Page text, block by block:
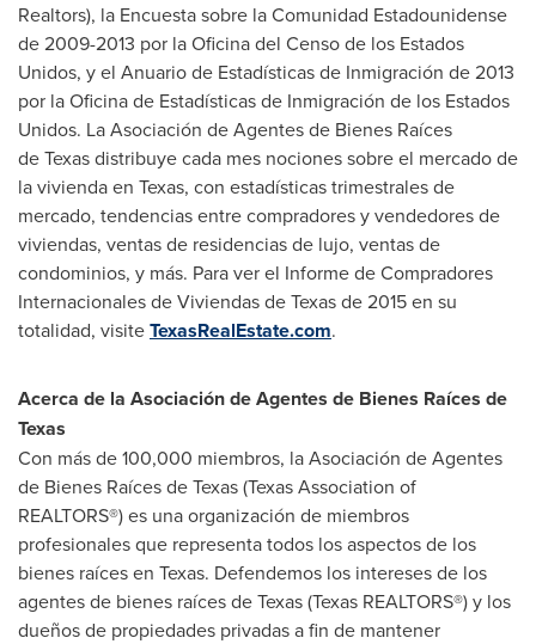
Realtors), la Encuesta sobre la Comunidad Estadounidense
de 2009-2013 por la Oficina del Censo de los Estados
Unidos, y el Anuario de Estadísticas de Inmigración de 2013
por la Oficina de Estadísticas de Inmigración de los Estados
Unidos. La Asociación de Agentes de Bienes Raíces
de Texas distribuye cada mes nociones sobre el mercado de
la vivienda en Texas, con estadísticas trimestrales de
mercado, tendencias entre compradores y vendedores de
viviendas, ventas de residencias de lujo, ventas de
condominios, y más. Para ver el Informe de Compradores
Internacionales de Viviendas deTexasde 2015 en su
totalidad, visiteTexasRealEstate.com.
Acerca de la Asociación de Agentes de Bienes Raíces de
Texas
Con más de 100,000 miembros, la Asociación de Agentes
de Bienes Raíces de Texas (Texas Association of
REALTORS®) es una organización de miembros
profesionales que representa todos los aspectos de los
bienes raíces en Texas. Defendemos los intereses de los
agentes de bienes raíces de Texas (Texas REALTORS®) y los
dueños de propiedades privadas a fin de mantener